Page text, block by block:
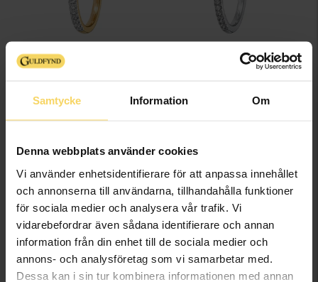
Samtycke Information Om
Denna webbplats använder cookies
Vi använder enhetsidentifierare för att anpassa innehållet
och annonserna till användarna, tillhandahålla funktioner
för sociala medier och analysera vår trafik. Vi
vidarebefordrar även sådana identifierare och annan
information från din enhet till de sociala medier och
annons- och analysföretag som vi samarbetar med.
Dessa kan i sin tur kombinera informationen med annan
STORY OF LOVE
21 598:-
26 998:-
Diamantring Stockholm 0,65 ct
STORY OF LOVE
20%
Bästsäljare
20%